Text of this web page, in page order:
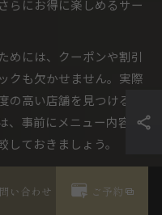
らにお得に楽しめるサー
めには、クーポンや割引
クも欠かせません。実際
高い店舗を見つけるこ
、事前にメニュー内容や
ておきましょう。
極め方
い合わせ ご予約